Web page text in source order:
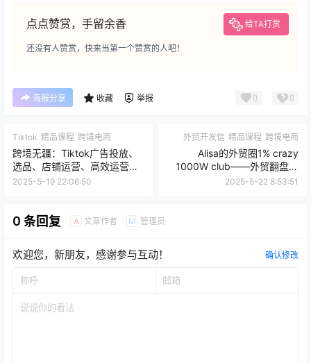
点点赞赏，手留余香 给TA打赏
还没有人赞赏，快来当第一个赞赏的人吧！
海报分享 收藏 举报 0 0
Tiktok 精品课程 跨境电商
跨境无疆：Tiktok广告投放、
选品、店铺运营、高效运营，
从入门到精通合集
2025-5-19 22:06:50
外贸开发信 精品课程 跨境电商
Alisa的外贸圈1% crazy
1000W club——外贸翻盘路
径
2025-5-22 8:53:51
0 条回复 A 文章作者 M 管理员
欢迎您，新朋友，感谢参与互动！ 确认修改